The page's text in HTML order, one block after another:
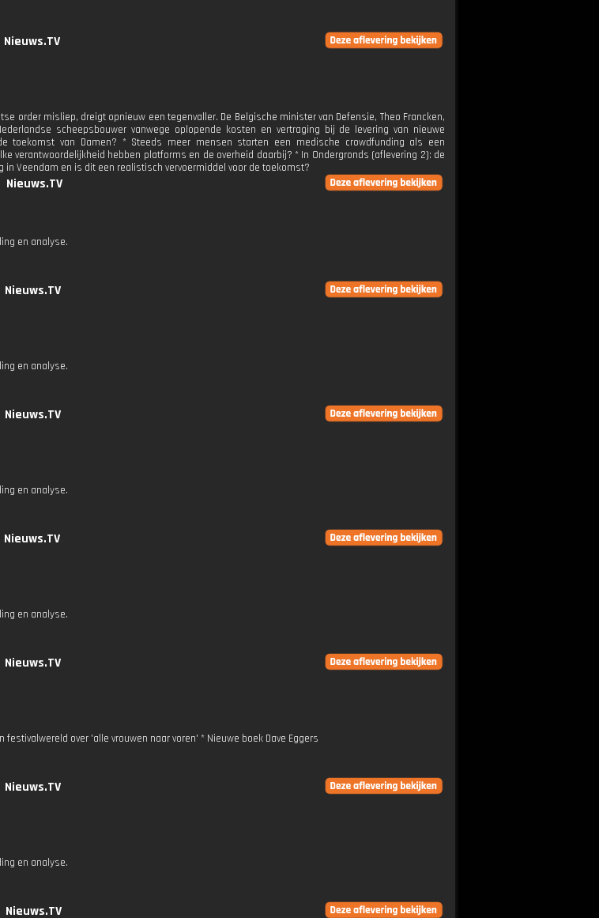
Nieuws.TV
order misliep, dreigt opnieuw een tegenvaller. De Belgische minister van Defensie, Theo Francken,
scheepsbouwer vanwege oplopende kosten en vertraging bij de levering van nieuwe
toekomst van Damen? * Steeds meer mensen starten een medische crowdfunding als een
verantwoordelijkheid hebben platforms en de overheid daarbij? * In Ondergronds (aflevering 2): de
in Veendam en is dit een realistisch vervoermiddel voor de toekomst?
Nieuws.TV
en analyse.
Nieuws.TV
en analyse.
Nieuws.TV
en analyse.
Nieuws.TV
en analyse.
Nieuws.TV
over 'alle vrouwen naar voren' * Nieuwe boek Dave Eggers
Nieuws.TV
en analyse.
Nieuws.TV